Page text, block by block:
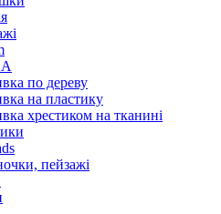
по дереву
на пластику
хрестиком на тканині
пейзажі